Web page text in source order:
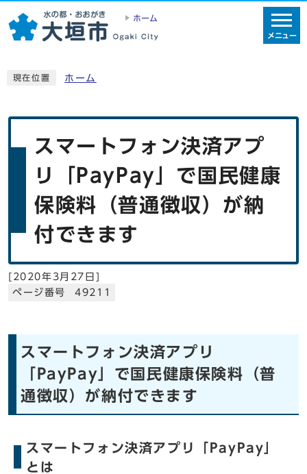
ホーム
メニュー
現在位置 ホーム
スマートフォン決済アプ
リ「PayPay」で国民健康
保険料（普通徴収）が納
付できます
[ 2020年3月27日 ]
ページ番号 49211
スマートフォン決済アプリ
「PayPay」で国民健康保険料（普
通徴収）が納付できます
スマートフォン決済アプリ「PayPay」
とは